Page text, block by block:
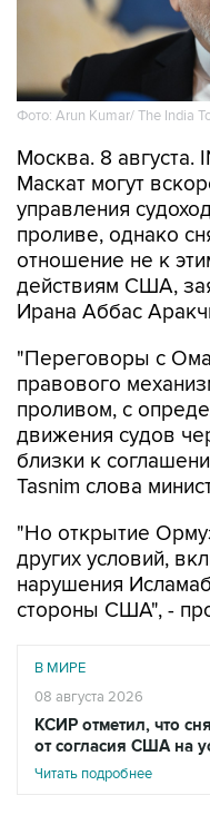
Фото: Arun Kumar/ The India
Москва. 8 августа.
Маскат могут
управления
проливе, однако
отношение не к
действиям США,
Ирана Аббас
"Переговоры с
правового
проливом, с
движения судов
близки к
Tasnim слова
"Но открытие
других условий,
нарушения
стороны США", -
В МИРЕ
08 августа 2026
КСИР отметил, что
от согласия США на
Читать подробнее